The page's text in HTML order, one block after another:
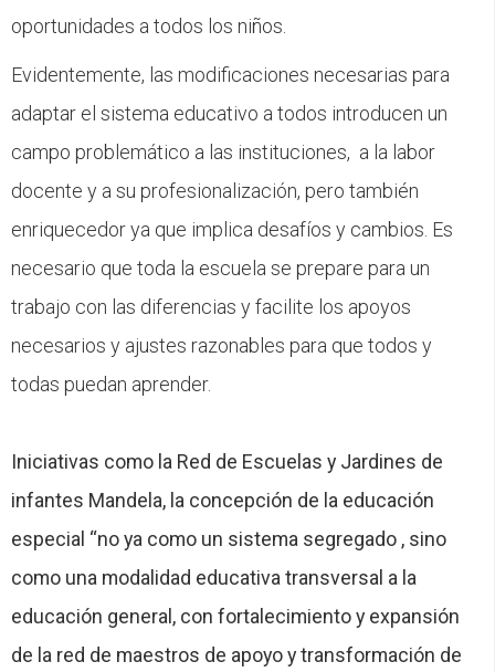
oportunidades a todos los niños.
Evidentemente, las modificaciones necesarias para
adaptar el sistema educativo a todos introducen un
campo problemático a las instituciones, a la labor
docente y a su profesionalización, pero también
enriquecedor ya que implica desafíos y cambios. Es
necesario que toda la escuela se prepare para un
trabajo con las diferencias y facilite los apoyos
necesarios y ajustes razonables para que todos y
todas puedan aprender.
Iniciativas como la Red de Escuelas y Jardines de
infantes Mandela, la concepción de la educación
especial “no ya como un sistema segregado , sino
como una modalidad educativa transversal a la
educación general, con fortalecimiento y expansión
de la red de maestros de apoyo y transformación de